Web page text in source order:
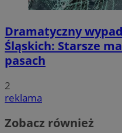
Dramatyczny
Śląskich: Starsze
pasach
2
reklama
Zobacz również